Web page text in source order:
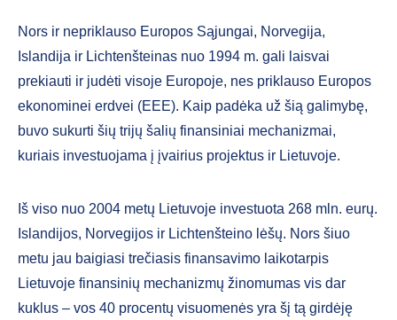
Nors ir nepriklauso Europos Sąjungai, Norvegija,
Islandija ir Lichtenšteinas nuo 1994 m. gali laisvai
prekiauti ir judėti visoje Europoje, nes priklauso Europos
ekonominei erdvei (EEE). Kaip padėka už šią galimybę,
buvo sukurti šių trijų šalių finansiniai mechanizmai,
kuriais investuojama į įvairius projektus ir Lietuvoje.
Iš viso nuo 2004 metų Lietuvoje investuota 268 mln. eurų.
Islandijos, Norvegijos ir Lichtenšteino lėšų. Nors šiuo
metu jau baigiasi trečiasis finansavimo laikotarpis
Lietuvoje finansinių mechanizmų žinomumas vis dar
kuklus – vos 40 procentų visuomenės yra šį tą girdėję